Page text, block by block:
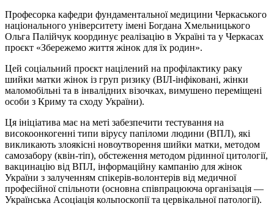
Професорка кафедри фундаментальної медицини Черкаського
національного університету імені Богдана Хмельницького
Ольга Палійчук координує реалізацію в Україні та у Черкасах
проєкт «Збережемо життя жінок для їх родин».
Цей соціальний проєкт націлений на профілактику раку
шийки матки жінок із груп ризику (ВІЛ-інфіковані, жінки
маломобільні та в інвалідних візочках, вимушено переміщені
особи з Криму та сходу України).
Ця ініціатива має на меті забезпечити тестування на
високоонкогенні типи вірусу папіломи людини (ВПЛ), які
викликають злоякісні новоутворення шийки матки, методом
самозабору (квін-тіп), обстеження методом рідинної цитології,
вакцинацію від ВПЛ, інформаційну кампанію для жінок
України з залученням спікерів-волонтерів від медичної
професійної спільноти (основна співпрацююча організація —
Українська Асоціація кольпоскопії та цервікальної патології).